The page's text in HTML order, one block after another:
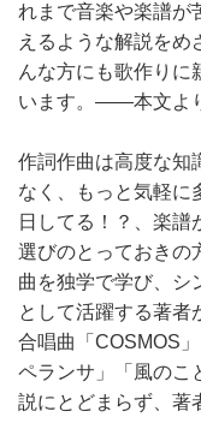
れまで音楽や楽譜が
えるような解説をめ
んな方にも歌作りに
います。――本文よ
作詞作曲は高度な知
なく、もっと気軽に
日してる！？、楽譜
選びのとっておきの
曲を独学で学び、シ
として活躍する著者
合唱曲「COSMOS
ペランサ」「風のこ
説にとどまらず、著